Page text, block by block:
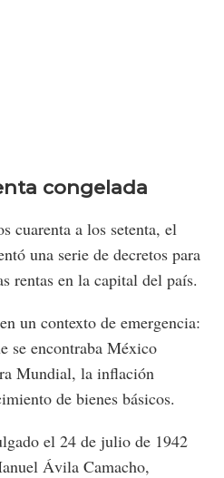
congelada
cuarenta a los setenta, el
una serie de decretos para
rentas en la capital del país.
un contexto de emergencia:
se encontraba México
Mundial, la inflación
de bienes básicos.
el 24 de julio de 1942
Ávila Camacho,